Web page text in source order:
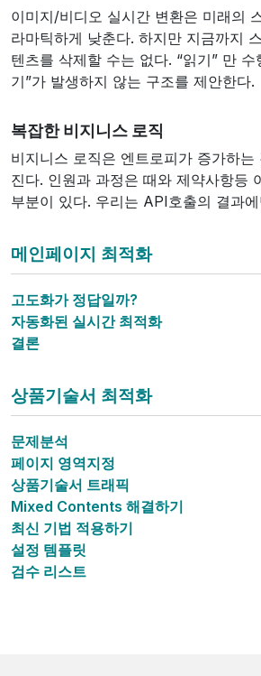
이미지/비디오 실시간 변환은 미래의
라마틱하게 낮춘다. 하지만 지금까지
텐츠를 삭제할 수는 없다. “읽기” 만
기”가 발생하지 않는 구조를 제안한다.
복잡한 비지니스 로직
비지니스 로직은 엔트로피가 증가하
진다. 인원과 과정은 때와 제약사항등
부분이 있다. 우리는 API호출의 결과
메인페이지 최적화
고도화가 정답일까?
자동화된 실시간 최적화
결론
상품기술서 최적화
문제분석
페이지 영역지정
상품기술서 트래픽
Mixed Contents 해결하기
최신 기법 적용하기
설정 템플릿
검수 리스트